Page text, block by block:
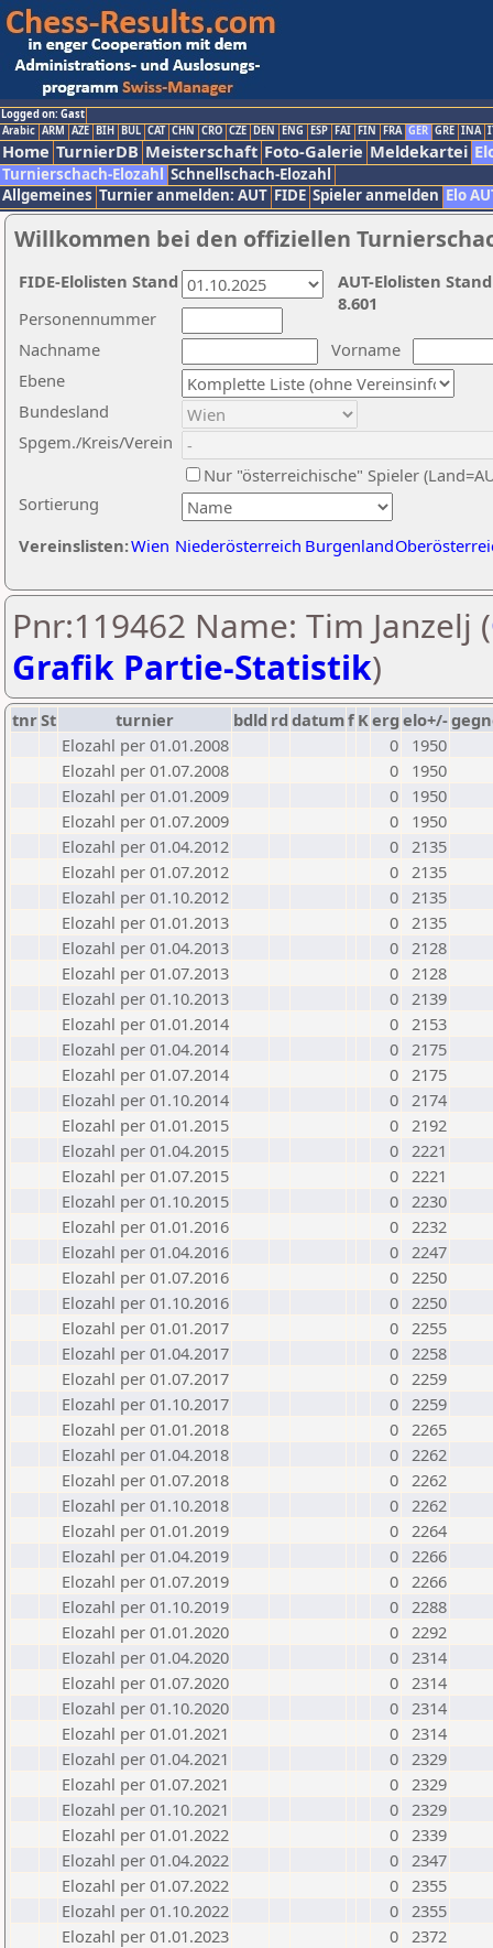
Logged on: Gast
Arabic ARM AZE BIH BUL CAT CHN CRO CZE DEN ENG ESP FAI FIN FRA GER GRE INA
Home TurnierDB Meisterschaft Foto-Galerie Meldekartei
Turnierschach-Elozahl Schnellschach-Elozahl
Allgemeines Turnier anmelden: AUT FIDE Spieler anmelden Elo
Willkommen bei den offiziellen
Nachname
Vorname
Ebene
Sortierung
Personennummer
Bundesland
Spgem./Kreis/Verein
Nur "österreichische" Spieler
Vereinslisten:Wien Niederösterreich Burgenland
AUT-Elolisten
8.601
FIDE-Elolisten Stand
Pnr:119462 Name: Tim Janzelj (
Grafik Partie-Statistik)
tnrSt turnier bdld rd datumf Kerg elo+/-
Elozahl per 01.01.2008
0
1950
Elozahl per 01.07.2008
0
1950
Elozahl per 01.01.2009
0
1950
Elozahl per 01.07.2009
0
1950
Elozahl per 01.04.2012
0 2135
Elozahl per 01.07.2012
0 2135
Elozahl per 01.10.2012
0 2135
Elozahl per 01.01.2013
0 2135
Elozahl per 01.04.2013
0 2128
Elozahl per 01.07.2013
0 2128
Elozahl per 01.10.2013
0 2139
Elozahl per 01.01.2014
0 2153
Elozahl per 01.04.2014
0 2175
Elozahl per 01.07.2014
0 2175
Elozahl per 01.10.2014
0 2174
Elozahl per 01.01.2015
0 2192
Elozahl per 01.04.2015
0 2221
Elozahl per 01.07.2015
0 2221
Elozahl per 01.10.2015
0 2230
Elozahl per 01.01.2016
0 2232
Elozahl per 01.04.2016
0 2247
Elozahl per 01.07.2016
0 2250
Elozahl per 01.10.2016
0 2250
Elozahl per 01.01.2017
0 2255
Elozahl per 01.04.2017
0 2258
Elozahl per 01.07.2017
0 2259
Elozahl per 01.10.2017
0 2259
Elozahl per 01.01.2018
0 2265
Elozahl per 01.04.2018
0 2262
Elozahl per 01.07.2018
0 2262
Elozahl per 01.10.2018
0 2262
Elozahl per 01.01.2019
0 2264
Elozahl per 01.04.2019
0 2266
Elozahl per 01.07.2019
0 2266
Elozahl per 01.10.2019
0 2288
Elozahl per 01.01.2020
0 2292
Elozahl per 01.04.2020
0 2314
Elozahl per 01.07.2020
0 2314
Elozahl per 01.10.2020
0 2314
Elozahl per 01.01.2021
0 2314
Elozahl per 01.04.2021
0 2329
Elozahl per 01.07.2021
0 2329
Elozahl per 01.10.2021
0 2329
Elozahl per 01.01.2022
0 2339
Elozahl per 01.04.2022
0 2347
Elozahl per 01.07.2022
0 2355
Elozahl per 01.10.2022
0 2355
Elozahl per 01.01.2023
0 2372